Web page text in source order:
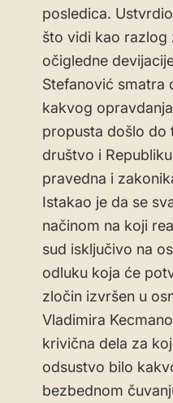
posledica.
što vidi kao razlog
očigledne
Stefanović smatra
kakvog
propusta došlo do
društvo i
pravedna i
Istakao je da se
načinom na koji
sud isključivo na
odluku koja će
zločin izvršen u
Vladimira
krivična dela za
odsustvo bilo
bezbednom